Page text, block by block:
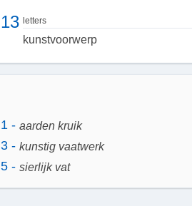
13 letters
kunstvoorwerp
1 - aarden kruik
3 - kunstig vaatwerk
5 - sierlijk vat